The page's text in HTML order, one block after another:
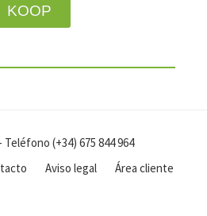
KOOP
(+34) 675 844 964
Aviso legal Área cliente